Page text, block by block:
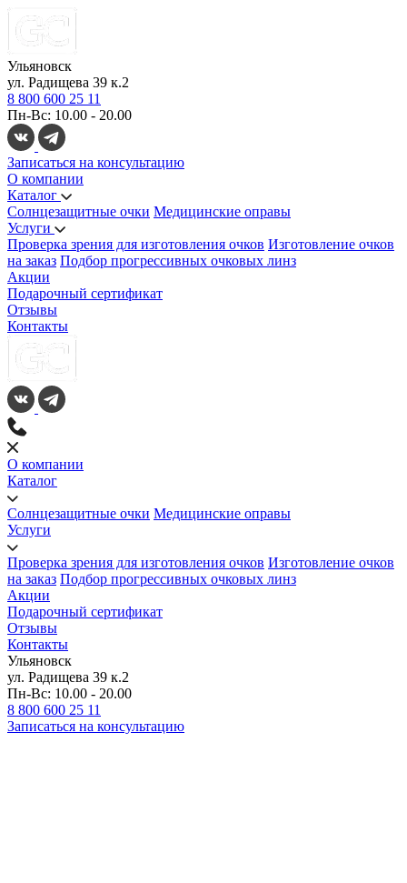
Ульяновск
ул. Радищева 39 к.2
8 800 600 25 11
Пн-Вс: 10.00 - 20.00
Записаться на консультацию
О компании
Каталог
Солнцезащитные очки Медицинские оправы
Услуги
Проверка зрения для изготовления очков Изготовление очков
на заказ Подбор прогрессивных очковых линз
Акции
Подарочный сертификат
Отзывы
Контакты
О компании
Каталог
Солнцезащитные очки Медицинские оправы
Услуги
Проверка зрения для изготовления очков Изготовление очков
на заказ Подбор прогрессивных очковых линз
Акции
Подарочный сертификат
Отзывы
Контакты
Ульяновск
ул. Радищева 39 к.2
Пн-Вс: 10.00 - 20.00
8 800 600 25 11
Записаться на консультацию